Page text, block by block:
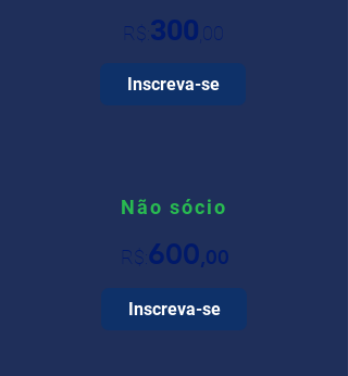
R$: 300 ,00
Inscreva-se
Não sócio
R$: 600,00
Inscreva-se